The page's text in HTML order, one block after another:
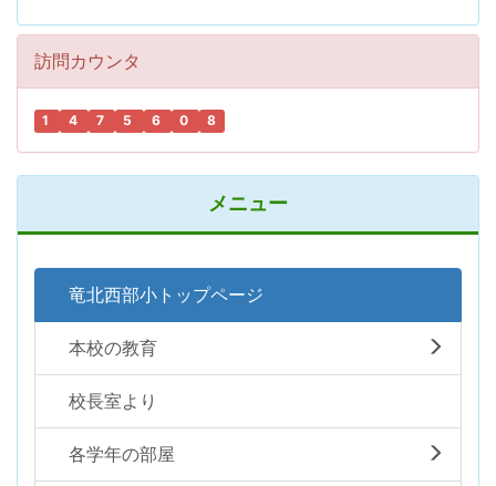
訪問カウンタ
1 4 7 5 6 0 8
メニュー
竜北西部小トップページ
本校の教育
校長室より
各学年の部屋